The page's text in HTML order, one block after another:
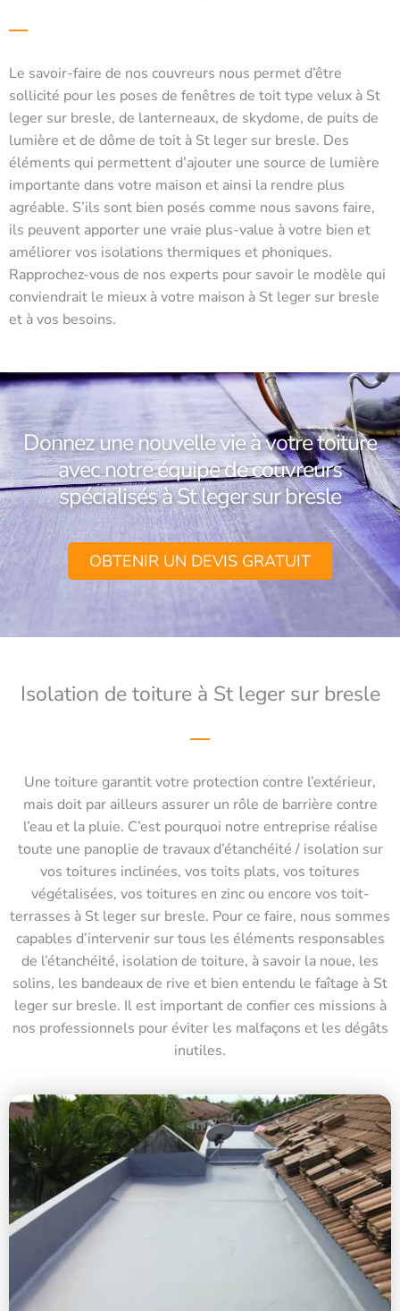
Le savoir-faire de nos couvreurs nous permet d’être
sollicité pour les poses de fenêtres de toit type velux à St
leger sur bresle, de lanterneaux, de skydome, de puits de
lumière et de dôme de toit à St leger sur bresle. Des
éléments qui permettent d’ajouter une source de lumière
importante dans votre maison et ainsi la rendre plus
agréable. S’ils sont bien posés comme nous savons faire,
ils peuvent apporter une vraie plus-value à votre bien et
améliorer vos isolations thermiques et phoniques.
Rapprochez-vous de nos experts pour savoir le modèle qui
conviendrait le mieux à votre maison à St leger sur bresle
et à vos besoins.
Donnez une nouvelle vie à votre toiture
avec notre équipe de couvreurs
spécialisés à St leger sur bresle
OBTENIR UN DEVIS GRATUIT
Isolation de toiture à St leger sur bresle
Une toiture garantit votre protection contre l’extérieur,
mais doit par ailleurs assurer un rôle de barrière contre
l’eau et la pluie. C’est pourquoi notre entreprise réalise
toute une panoplie de travaux d’étanchéité / isolation sur
vos toitures inclinées, vos toits plats, vos toitures
végétalisées, vos toitures en zinc ou encore vos toit-
terrasses à St leger sur bresle. Pour ce faire, nous sommes
capables d’intervenir sur tous les éléments responsables
de l’étanchéité, isolation de toiture, à savoir la noue, les
solins, les bandeaux de rive et bien entendu le faîtage à St
leger sur bresle. Il est important de confier ces missions à
nos professionnels pour éviter les malfaçons et les dégâts
inutiles.